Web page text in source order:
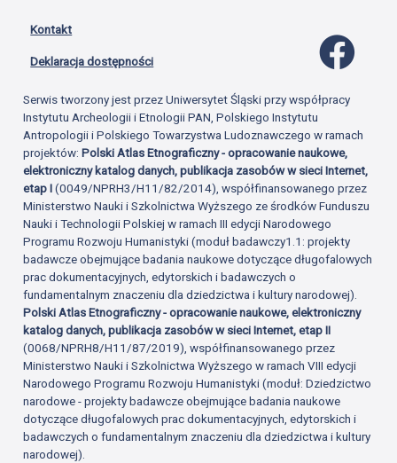
Kontakt
Deklaracja dostępności
Serwis tworzony jest przez Uniwersytet Śląski przy współpracy
Instytutu Archeologii i Etnologii PAN, Polskiego Instytutu
Antropologii i Polskiego Towarzystwa Ludoznawczego w ramach
projektów:Polski Atlas Etnograficzny - opracowanie naukowe,
elektroniczny katalog danych, publikacja zasobów w sieci Internet,
etap I(0049/NPRH3/H11/82/2014), współfinansowanego przez
Ministerstwo Nauki i Szkolnictwa Wyższego ze środków Funduszu
Nauki i Technologii Polskiej w ramach III edycji Narodowego
Programu Rozwoju Humanistyki (moduł badawczy1.1: projekty
badawcze obejmujące badania naukowe dotyczące długofalowych
prac dokumentacyjnych, edytorskich i badawczych o
fundamentalnym znaczeniu dla dziedzictwa i kultury narodowej).
Polski Atlas Etnograficzny - opracowanie naukowe, elektroniczny
katalog danych, publikacja zasobów w sieci Internet, etap II
(0068/NPRH8/H11/87/2019), współfinansowanego przez
Ministerstwo Nauki i Szkolnictwa Wyższego w ramach VIII edycji
Narodowego Programu Rozwoju Humanistyki (moduł: Dziedzictwo
narodowe - projekty badawcze obejmujące badania naukowe
dotyczące długofalowych prac dokumentacyjnych, edytorskich i
badawczych o fundamentalnym znaczeniu dla dziedzictwa i kultury
narodowej).